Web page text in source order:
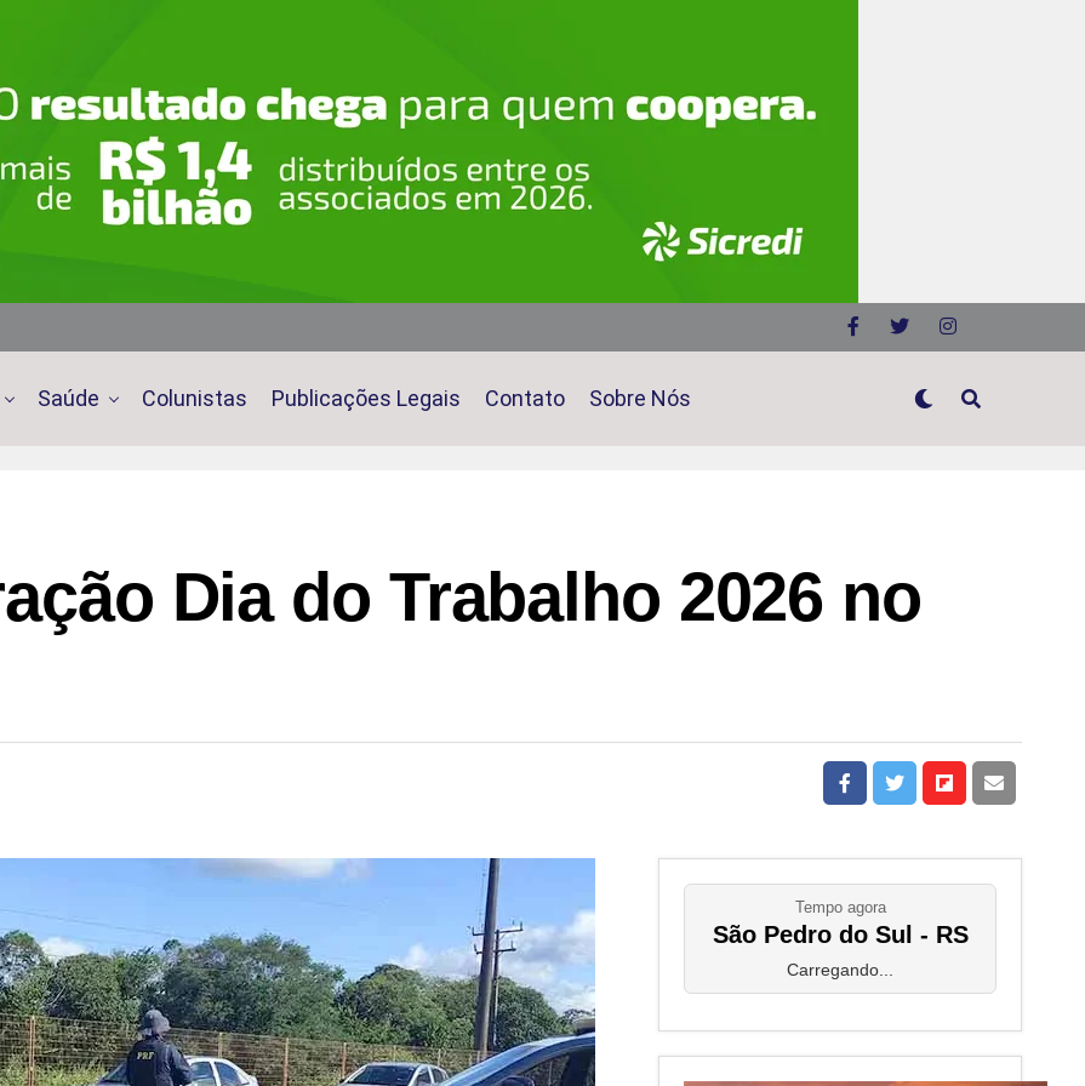
Saúde Colunistas Publicações Legais Contato Sobre Nós
Dia do Trabalho 2026 no
Tempo agora
São Pedro do Sul - RS
Carregando...